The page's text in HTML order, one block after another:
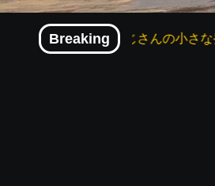
Breaking
！還暦おじさんの小さな発見